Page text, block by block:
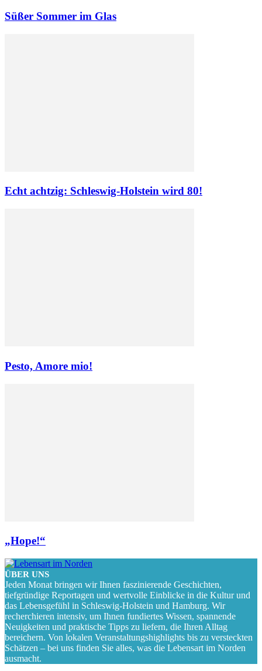
Süßer Sommer im Glas
Echt achtzig: Schleswig-Holstein wird 80!
Pesto, Amore mio!
„Hope!“
ÜBER UNS
Jeden Monat bringen wir Ihnen faszinierende Geschichten,
tiefgründige Reportagen und wertvolle Einblicke in die Kultur und
das Lebensgefühl in Schleswig-Holstein und Hamburg. Wir
recherchieren intensiv, um Ihnen fundiertes Wissen, spannende
Neuigkeiten und praktische Tipps zu liefern, die Ihren Alltag
bereichern. Von lokalen Veranstaltungshighlights bis zu versteckten
Schätzen – bei uns finden Sie alles, was die Lebensart im Norden
ausmacht.